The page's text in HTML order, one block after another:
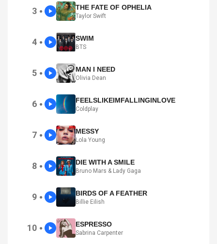
3 ● THE FATE OF OPHELIA
Taylor Swift
4 ● SWIM
BTS
5 ● MAN I NEED
Olivia Dean
6 ● FEELSLIKEIMFALLINGINLOVE
Coldplay
7 ● MESSY
Lola Young
8 ● DIE WITH A SMILE
Bruno Mars & Lady Gaga
9 ● BIRDS OF A FEATHER
Billie Eilish
10 ● ESPRESSO
Sabrina Carpenter